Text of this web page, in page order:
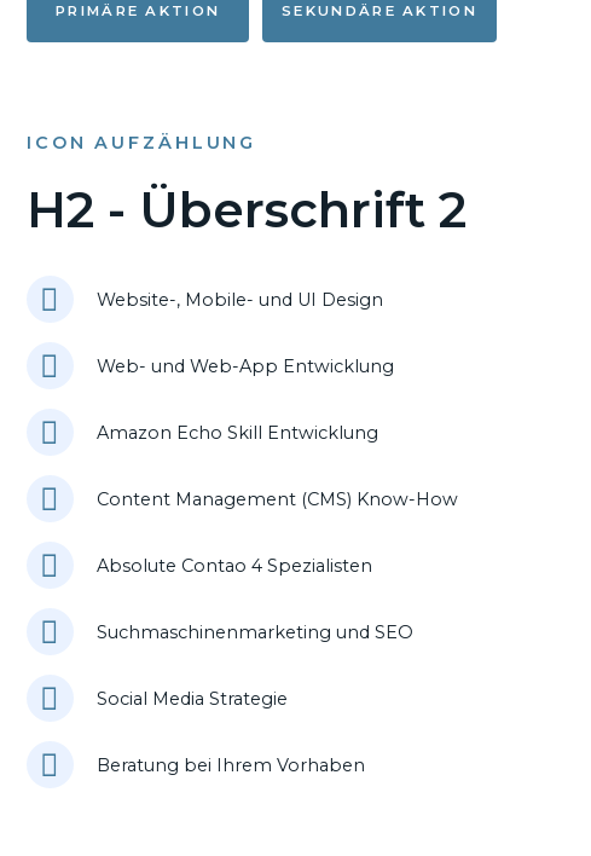
PRIMÄRE AKTION SEKUNDÄRE AKTION
ICON AUFZÄHLUNG
H2 - Überschrift 2
Website-, Mobile- und UI Design
Web- und Web-App Entwicklung
Amazon Echo Skill Entwicklung
Content Management (CMS) Know-How
Absolute Contao 4 Spezialisten
Suchmaschinenmarketing und SEO
Social Media Strategie
Beratung bei Ihrem Vorhaben